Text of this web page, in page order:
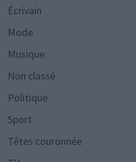
Écrivain
Mode
Musique
Non classé
Politique
Sport
Têtes couronnée